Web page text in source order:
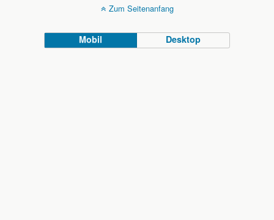
Zum Seitenanfang
Mobil Desktop